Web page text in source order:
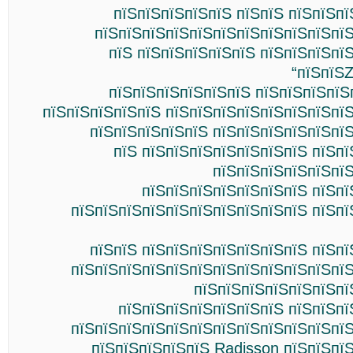
пїЅпїЅпїЅпїЅпїЅ пїЅпїЅ
пїЅ пїЅпїЅпїЅпїЅпїЅ
пїЅпїЅпїЅпїЅпїЅпїЅ
пїЅпїЅпїЅпїЅпїЅ
пїЅпїЅпїЅпїЅпїЅ
пїЅ пїЅпїЅпїЅпїЅпїЅпїЅпїЅ
пїЅпїЅпїЅпїЅпїЅпїЅпїЅ
пїЅпїЅпїЅпїЅпїЅпїЅпїЅпїЅпїЅпїЅ
пїЅпїЅ пїЅпїЅпїЅпїЅпїЅпїЅпїЅ
пїЅпїЅпїЅпїЅпїЅпїЅпїЅ
пїЅпїЅпїЅпїЅпїЅ Radisson